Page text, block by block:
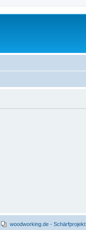
woodworking.de - Schärfprojekt